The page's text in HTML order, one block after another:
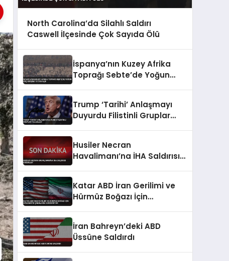
North Carolina’da Silahlı Saldırı
Caswell İlçesinde Çok Sayıda Ölü
İspanya’nın Kuzey Afrika
Toprağı Sebte’de Yoğun
Trump ‘Tarihi’ Anlaşmayı
Duyurdu Filistinli Gruplar
Husiler Necran
Havalimanı’na İHA Saldırısı
Katar ABD İran Gerilimi ve
Hürmüz Boğazı İçin
İran Bahreyn’deki ABD
Üssüne Saldırdı